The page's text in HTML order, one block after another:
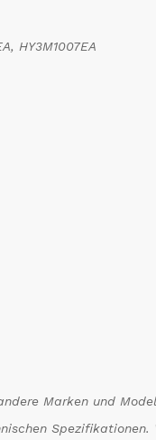
HY3M1007EA
Marken und
Spezifikationen.